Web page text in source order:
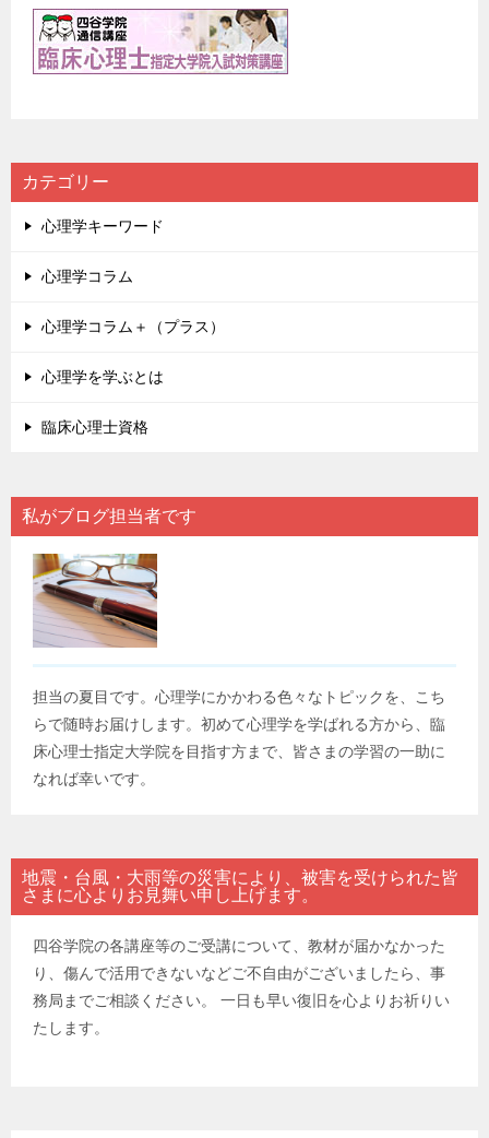
カテゴリー
心理学キーワード
心理学コラム
心理学コラム＋（プラス）
心理学を学ぶとは
臨床心理士資格
私がブログ担当者です
担当の夏目です。心理学にかかわる色々なトピックを、こち
らで随時お届けします。初めて心理学を学ばれる方から、臨
床心理士指定大学院を目指す方まで、皆さまの学習の一助に
なれば幸いです。
地震・台風・大雨等の災害により、被害を受けられた皆
さまに心よりお見舞い申し上げます。
四谷学院の各講座等のご受講について、教材が届かなかった
り、傷んで活用できないなどご不自由がございましたら、事
務局までご相談ください。 一日も早い復旧を心よりお祈りい
たします。